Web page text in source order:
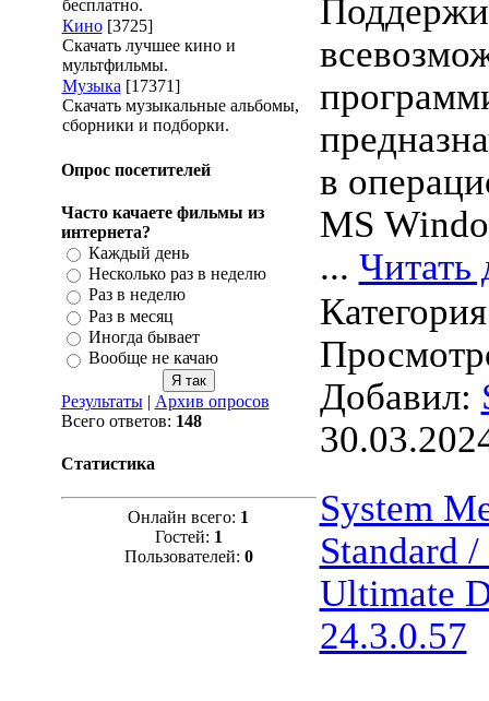
бесплатно.
Кино [3725]
Скачать лучшее кино и
мультфильмы.
Музыка [17371]
Скачать музыкальные альбомы,
сборники и подборки.
Опрос посетителей
Часто качаете фильмы из
интернета?
Каждый день
Несколько раз в неделю
Раз в неделю
Раз в месяц
Иногда бывает
Вообще не качаю
Результаты| Архив опросов
Всего ответов: 148
Статистика
Онлайн всего: 1
Гостей: 1
Пользователей: 0
в
MS
... Читать
Добавил:
System
Standard
Ultimate
24.3.0.57